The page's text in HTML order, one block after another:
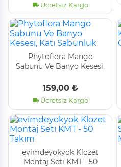
Ücretsiz Kargo
Phytoflora Mango
Sabunu Ve Banyo Kesesi,
159,00 ₺
Ücretsiz Kargo
evimdeyokyok Klozet
Montaj Seti KMT - 50